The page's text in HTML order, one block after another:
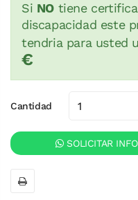
Si NO tiene
discapacidad este
tendria para usted
€
Cantidad
SOLICITAR